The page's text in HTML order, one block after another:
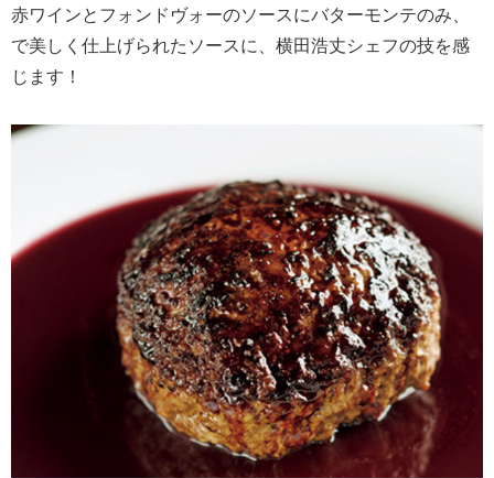
赤ワインとフォンドヴォーのソースにバターモンテのみ、
で美しく仕上げられたソースに、横田浩丈シェフの技を感
じます！